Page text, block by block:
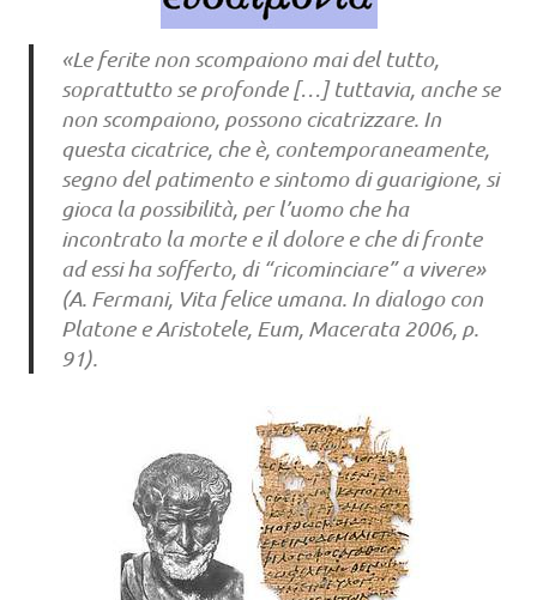
«Le ferite non scompaiono mai del tutto,
soprattutto se profonde […] tuttavia, anche se
non scompaiono, possono cicatrizzare. In
questa cicatrice, che è, contemporaneamente,
segno del patimento e sintomo di guarigione, si
gioca la possibilità, per l’uomo che ha
incontrato la morte e il dolore e che di fronte
ad essi ha sofferto, di “ricominciare” a vivere»
(A. Fermani, Vita felice umana. In dialogo con
Platone e Aristotele, Eum, Macerata 2006, p.
91).